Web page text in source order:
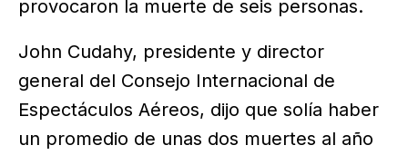
provocaron la muerte de seis personas.
John Cudahy, presidente y director
general del Consejo Internacional de
Espectáculos Aéreos, dijo que solía haber
un promedio de unas dos muertes al año